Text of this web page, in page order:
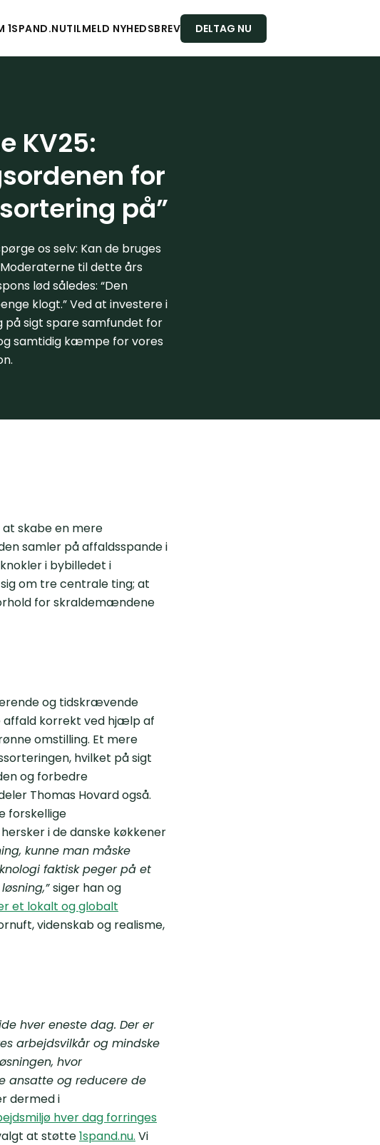
1SPAND.NUTILMELD NYHEDSBREV DELTAG NU
KV25:
for
på”
os selv: Kan de bruges
til dette års
lød således: “Den
klogt.” Ved at investere i
på sigt spare samfundet for
samtidig kæmpe for vores
skabe en mere
samler på affaldsspande i
i bybilledet i
om tre centrale ting; at
for skraldemændene
og tidskrævende
affald korrekt ved hjælp af
omstilling. Et mere
hvilket på sigt
og forbedre
Thomas Hovard også.
forskellige
i de danske køkkener
kunne man måske
faktisk peger på et
siger han og
et lokalt og globalt
videnskab og realisme,
hver eneste dag. Der er
arbejdsvilkår og mindske
hvor
ansatte og reducere de
dermed i
hver dag forringes
at støtte1spand.nu. Vi